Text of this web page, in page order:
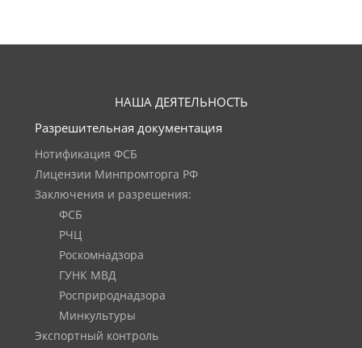
НАША ДЕЯТЕЛЬНОСТЬ
Разрешительная документация
Нотификация ФСБ
Лицензии Минпромторга РФ
Заключения и разрешения:
ФСБ
РЧЦ
Роскомнадзора
ГУНК МВД
Росприроднадзора
Минкультуры
Экспортный контроль